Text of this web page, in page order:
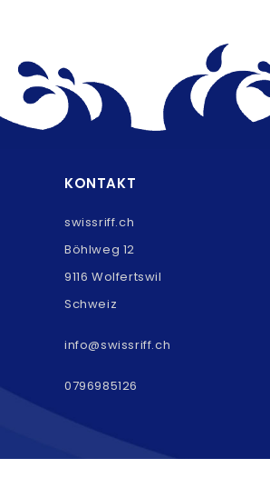
KONTAKT
swissriff.ch
Böhlweg 12
9116 Wolfertswil
Schweiz
info@swissriff.ch
0796985126